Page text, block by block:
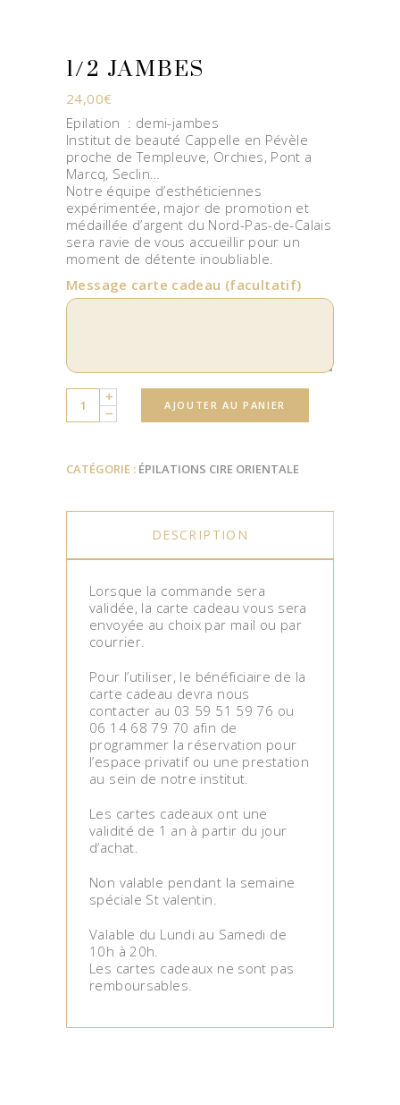
1/2 JAMBES
24,00€
Epilation : demi-jambes
Institut de beauté Cappelle en Pévèle
proche de Templeuve, Orchies, Pont a
Marcq, Seclin…
Notre équipe d’esthéticiennes
expérimentée, major de promotion et
médaillée d’argent du Nord-Pas-de-Calais
sera ravie de vous accueillir pour un
moment de détente inoubliable.
Message carte cadeau (facultatif)
Quantity AJOUTER AU PANIER
CATÉGORIE : ÉPILATIONS CIRE ORIENTALE
DESCRIPTION
Lorsque la commande sera
validée, la carte cadeau vous sera
envoyée au choix par mail ou par
courrier.
Pour l’utiliser, le bénéficiaire de la
carte cadeau devra nous
contacter au 03 59 51 59 76 ou
06 14 68 79 70 afin de
programmer la réservation pour
l’espace privatif ou une prestation
au sein de notre institut.
Les cartes cadeaux ont une
validité de 1 an à partir du jour
d’achat.
Non valable pendant la semaine
spéciale St valentin.
Valable du Lundi au Samedi de
10h à 20h.
Les cartes cadeaux ne sont pas
remboursables.